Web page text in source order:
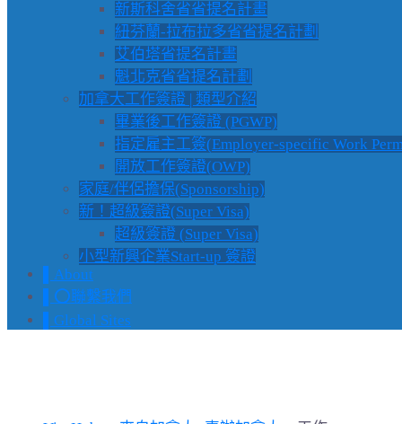
新斯科舍省省提名計畫
紐芬蘭-拉布拉多省省提名計劃
艾伯塔省提名計畫
魁北克省省提名計劃
加拿大工作簽證 | 類型介紹
畢業後工作簽證 (PGWP)
指定雇主工簽(Employer-specific Work
開放工作簽證(OWP)
家庭/伴侶擔保(Sponsorship)
新！超級簽證(Super Visa)
超級簽證 (Super Visa)
小型新興企業Start-up 簽證
▌About
▌⭕️聯繫我們
▌Global Sites